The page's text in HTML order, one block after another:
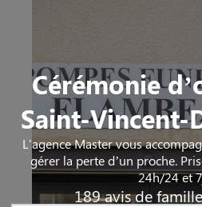
Cérémonie
Saint-Vincent-
L'agence Master vous
gérer la perte d’un proche.
24h/24 et
189 avis de